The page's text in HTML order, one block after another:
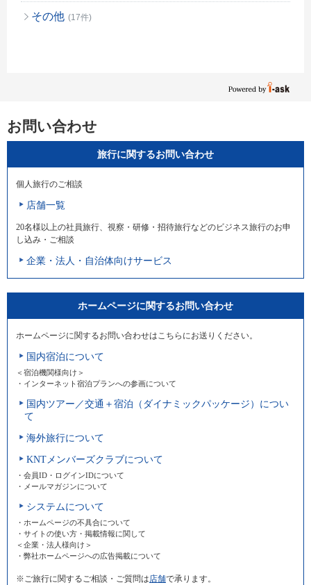
その他 (17件)
お問い合わせ
旅行に関するお問い合わせ
個人旅行のご相談
店舗一覧
20名様以上の社員旅行、視察・研修・招待旅行などのビジネス旅行のお申
し込み・ご相談
企業・法人・自治体向けサービス
ホームページに関するお問い合わせ
ホームページに関するお問い合わせはこちらにお送りください。
国内宿泊について
＜宿泊機関様向け＞
・インターネット宿泊プランへの参画について
国内ツアー／交通＋宿泊（ダイナミックパッケージ）につい
て
海外旅行について
KNTメンバーズクラブについて
・会員ID・ログインIDについて
・メールマガジンについて
システムについて
・ホームページの不具合について
・サイトの使い方・掲載情報に関して
＜企業・法人様向け＞
・弊社ホームページへの広告掲載について
※ご旅行に関するご相談・ご質問は 店舗で承ります。